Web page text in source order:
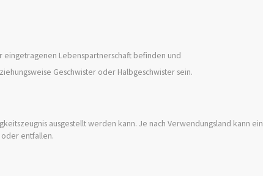
eingetragenen Lebenspartnerschaft befinden und
Geschwister oder Halbgeschwister sein.
ausgestellt werden kann. Je nach Verwendungsland kann
entfallen.